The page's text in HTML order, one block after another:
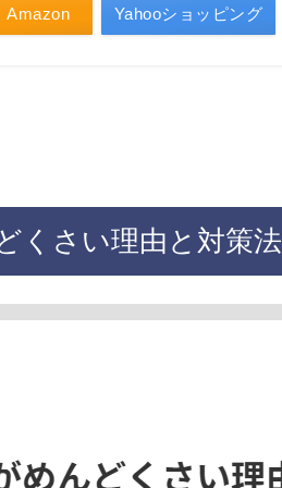
Amazon Yahooショッピング
くさい理由と対策法